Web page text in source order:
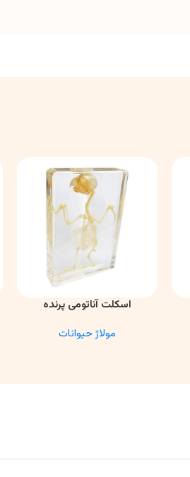
اطلاعات بیشتر
اسکلت آناتومی پرنده
مولاژ حیوانات